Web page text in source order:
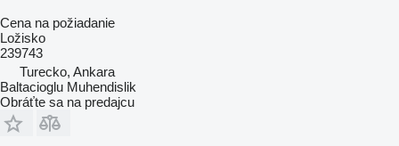
Cena na požiadanie
Ložisko
239743
Turecko, Ankara
Baltacioglu Muhendislik
Obráťte sa na predajcu